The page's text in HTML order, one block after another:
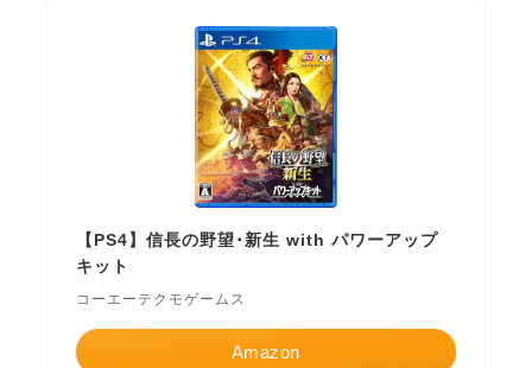
【PS4】信長の野望･新生 with パワーアップ
キット
コーエーテクモゲームス
Amazon